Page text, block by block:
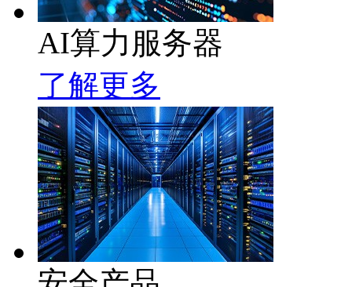
AI算力服务器
了解更多